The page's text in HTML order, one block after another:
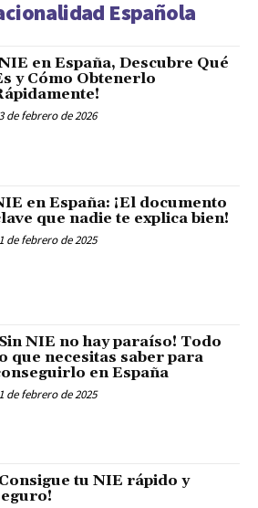
Española
en España, Descubre Qué
y Cómo Obtenerlo
de febrero de 2026
en España: ¡El documento
que nadie te explica bien!
de febrero de 2025
NIE no hay paraíso! Todo
que necesitas saber para
en España
de febrero de 2025
tu NIE rápido y